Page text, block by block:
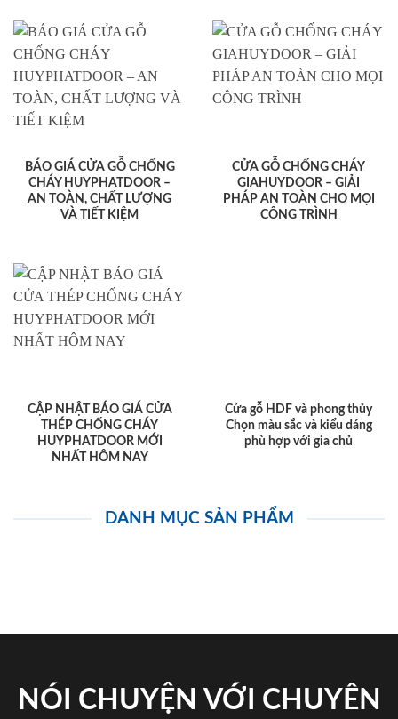
BÁO GIÁ CỬA GỖ CHỐNG
CHÁY HUYPHATDOOR –
AN TOÀN, CHẤT LƯỢNG
VÀ TIẾT KIỆM
CỬA GỖ CHỐNG CHÁY
GIAHUYDOOR – GIẢI
PHÁP AN TOÀN CHO MỌI
CÔNG TRÌNH
CẬP NHẬT BÁO GIÁ CỬA
THÉP CHỐNG CHÁY
HUYPHATDOOR MỚI
NHẤT HÔM NAY
Cửa gỗ HDF và phong thủy
Chọn màu sắc và kiểu dáng
phù hợp với gia chủ
DANH MỤC SẢN PHẨM
NÓI CHUYỆN VỚI CHUYÊN